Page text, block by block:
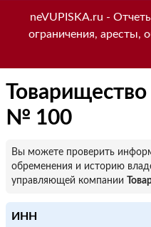
neVUPISKA.ru -
ограничения, аресты,
№ 100
Вы можете проверить
обременения и историю
управляющей компании
ИНН